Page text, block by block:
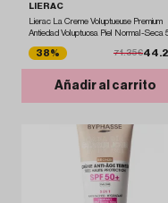
LIERAC
Lierac La Creme Voluptueuse Premium
Antiedad Voluptuosa Piel Normal-Seca
38% 71.35€
Añadir al carrito